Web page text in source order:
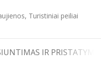
, Turistiniai peiliai
IR